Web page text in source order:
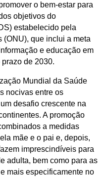
o bem-estar para
objetivos do
estabelecido pela
(ONU), que inclui a meta
e educação em
de 2030.
Mundial da Saúde
nocivas entre os
desafio crescente na
A promoção
a medidas
mãe e o pai e, depois,
imprescindíveis para
adulta, bem como para as
mais especificamente no